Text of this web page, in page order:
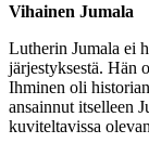
Vihainen Jumala
Lutherin Jumala ei
järjestyksestä. Hän
Ihminen oli
ansainnut itselleen
kuviteltavissa